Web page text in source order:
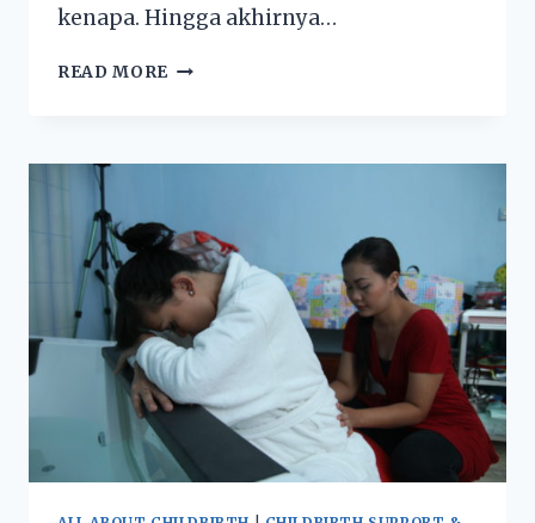
kenapa. Hingga akhirnya…
READ MORE